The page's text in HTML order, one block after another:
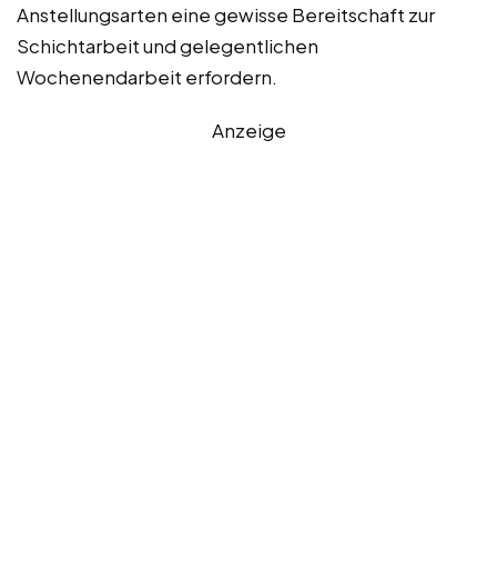
Anstellungsarten eine gewisse Bereitschaft zur
Schichtarbeit und gelegentlichen
Wochenendarbeit erfordern.
Anzeige